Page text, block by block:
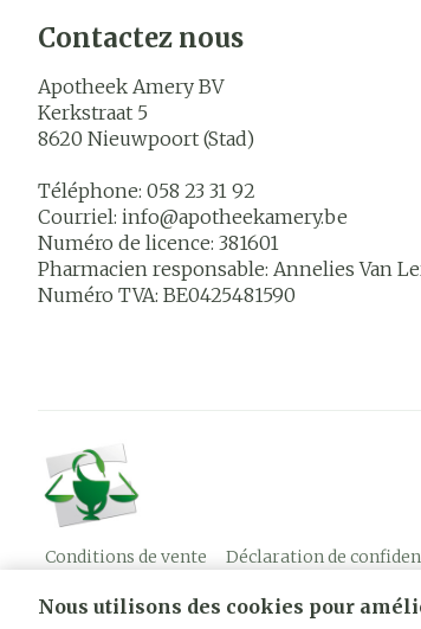
Nous utilisons des cookies pour
Contactez nous
Apotheek Amery BV
Kerkstraat 5
8620 Nieuwpoort (Stad)
Téléphone: 058 23 31 92
Courriel: info@apotheekamery.be
Numéro de licence: 381601
Pharmacien responsable: Annelies Van
Numéro TVA: BE0425481590
Conditions de vente Déclaration de